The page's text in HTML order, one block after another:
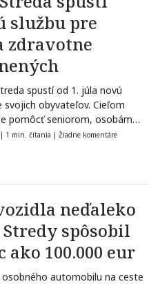
službu pre
zdravotne
spustí od 1. júla novú
svojich obyvateľov. Cieľom
pomôcť seniorom, osobám…
| 1 min. čítania | Žiadne komentáre
neďaleko
spôsobil
ako 100.000 eur
automobilu na ceste